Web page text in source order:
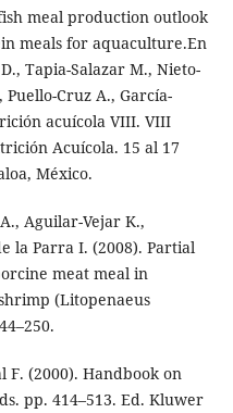
meal production outlook
meals for aquaculture.En
Tapia-Salazar M., Nieto-
Cruz A., García-
acuícola VIII. VIII
Acuícola. 15 al 17
México.
Aguilar-Vejar K.,
la Parra I. (2008). Partial
meat meal in
(Litopenaeus
F. (2000). Handbook on
pp. 414–513. Ed. Kluwer